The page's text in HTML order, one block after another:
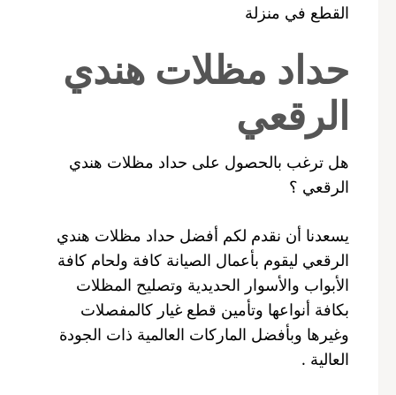
القطع في منزلة
حداد مظلات هندي
الرقعي
هل ترغب بالحصول على حداد مظلات هندي
الرقعي ؟
يسعدنا أن نقدم لكم أفضل حداد مظلات هندي
الرقعي ليقوم بأعمال الصيانة كافة ولحام كافة
الأبواب والأسوار الحديدية وتصليح المظلات
بكافة أنواعها وتأمين قطع غيار كالمفصلات
وغيرها وبأفضل الماركات العالمية ذات الجودة
العالية .